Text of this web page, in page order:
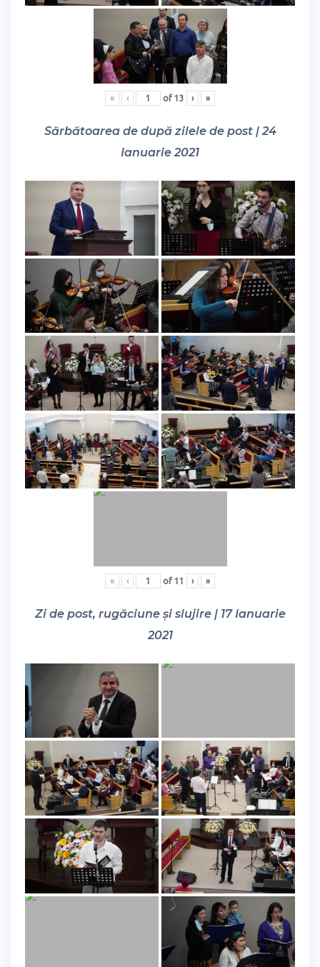
« ‹ of 13 › »
Sărbătoarea de după zilele de post | 24
Ianuarie 2021
« ‹ of 11 › »
Zi de post, rugăciune și slujire | 17 Ianuarie
2021